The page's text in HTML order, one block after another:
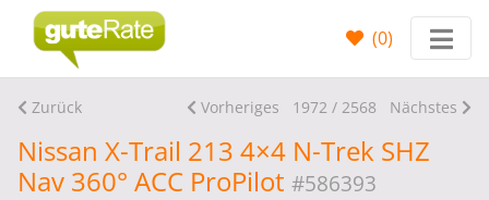
(0)
Zurück Vorheriges 1972 / 2568 Nächstes
Nissan X-Trail 213 4×4 N-Trek SHZ
Nav 360° ACC ProPilot #586393